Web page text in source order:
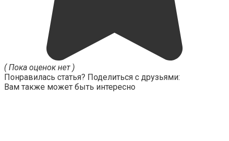
( Пока оценок нет )
Понравилась статья? Поделиться с друзьями:
Вам также может быть интересно